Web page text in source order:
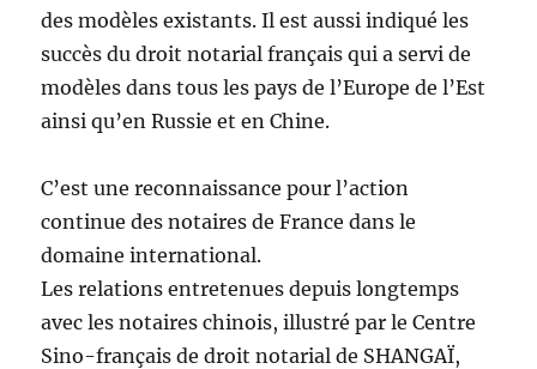
des modèles existants. Il est aussi indiqué les
succès du droit notarial français qui a servi de
modèles dans tous les pays de l’Europe de l’Est
ainsi qu’en Russie et en Chine.
C’est une reconnaissance pour l’action
continue des notaires de France dans le
domaine international.
Les relations entretenues depuis longtemps
avec les notaires chinois, illustré par le Centre
Sino-français de droit notarial de SHANGAÏ,